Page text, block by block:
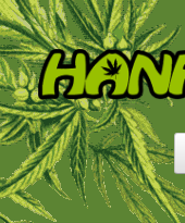
Zum
Inhalt
springen